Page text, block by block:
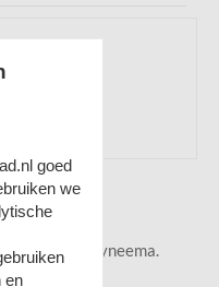
product?
met SK78 Dyneema.
goed
we
en